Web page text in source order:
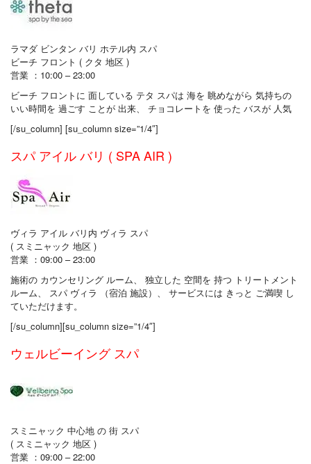
ラマダ ビンタン バリ ホテル内 スパ
ビーチ フロント ( クタ 地区 )
営業 ：10:00 – 23:00
ビーチ フロントに 面している テタ スパは 海を 眺めながら 気持ちの
いい時間を 過ごす ことが 出来、 チョコレートを 使った バスが 人気
[/su_column] [su_column size=”1/4″]
スパ アイル バリ ( SPA AIR )
ヴィラ アイル バリ内 ヴィラ スパ
( スミニャック 地区 )
営業 ：09:00 – 23:00
施術の カウンセリング ルーム、 独立した 空間を 持つ トリートメント
ルーム、 スパ ヴィラ （宿泊 施設）、 サービスには きっと ご満喫 し
ていただけます。
[/su_column][su_column size=”1/4″]
ウェルビーイング スパ
スミニャック 中心地 の 街 スパ
( スミニャック 地区 )
営業 ：09:00 – 22:00